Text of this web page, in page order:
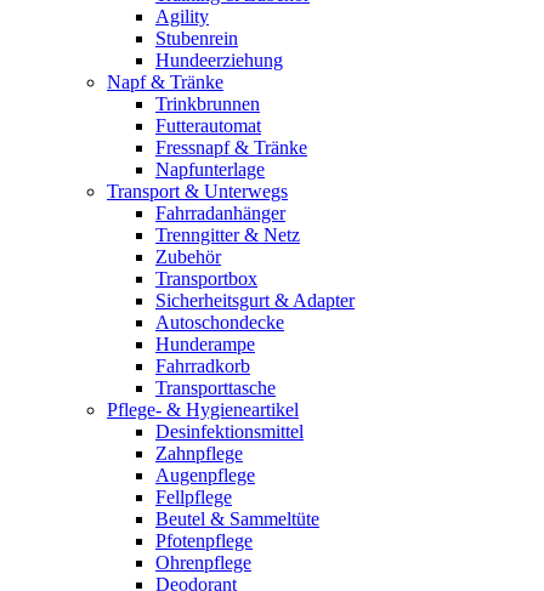
Agility
Stubenrein
Hundeerziehung
Napf & Tränke
Trinkbrunnen
Futterautomat
Fressnapf & Tränke
Napfunterlage
Transport & Unterwegs
Fahrradanhänger
Trenngitter & Netz
Zubehör
Transportbox
Sicherheitsgurt & Adapter
Autoschondecke
Hunderampe
Fahrradkorb
Transporttasche
Pflege- & Hygieneartikel
Desinfektionsmittel
Zahnpflege
Augenpflege
Fellpflege
Beutel & Sammeltüte
Pfotenpflege
Ohrenpflege
Deodorant